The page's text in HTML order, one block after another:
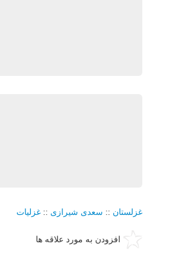
غزلستان :: سعدی شیرازی :: غزلیات
افزودن به مورد علاقه ها